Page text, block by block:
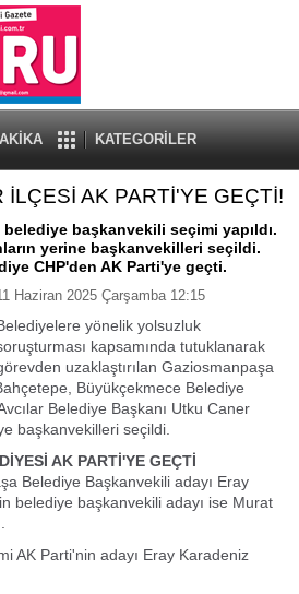
KATEGORİLER
İLÇESİ AK PARTİ'YE GEÇTİ!
başkanvekili seçimi yapıldı.
yerine başkanvekilleri seçildi.
CHP'den AK Parti'ye geçti.
Haziran 2025 Çarşamba 12:15
yönelik yolsuzluk
kapsamında tutuklanarak
uzaklaştırılan Gaziosmanpaşa
Büyükçekmece Belediye
Belediye Başkanı Utku Caner
başkanvekilleri seçildi.
AK PARTİ'YE GEÇTİ
Belediye Başkanvekili adayı Eray
belediye başkanvekili adayı ise Murat
AK Parti'nin adayı Eray Karadeniz